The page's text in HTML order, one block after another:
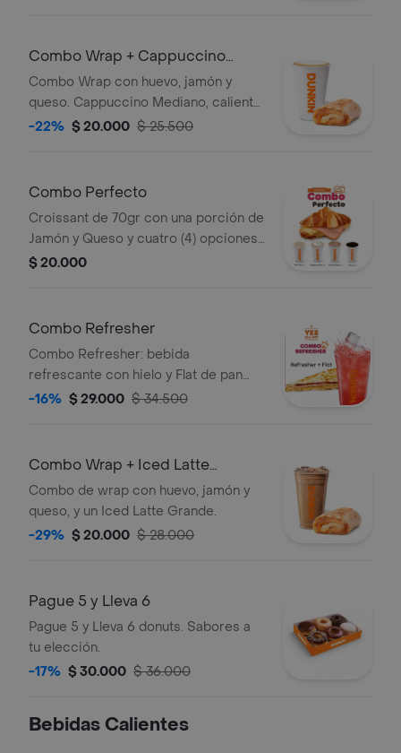
Combo Wrap + Cappuccino
Mediano
Combo Wrap con huevo, jamón y
queso. Cappuccino Mediano, caliente
o frío.
-22% $ 20.000 $ 25.500
Combo Perfecto
Croissant de 70gr con una porción de
Jamón y Queso y cuatro (4) opciones
de bebida
$ 20.000
Combo Refresher
Combo Refresher: bebida
refrescante con hielo y Flat de pan
tostado con queso y carnes frías.
-16% $ 29.000 $ 34.500
Combo Wrap + Iced Latte
Grande
Combo de wrap con huevo, jamón y
queso, y un Iced Latte Grande.
-29% $ 20.000 $ 28.000
Pague 5 y Lleva 6
Pague 5 y Lleva 6 donuts. Sabores a
tu elección.
-17% $ 30.000 $ 36.000
Bebidas Calientes